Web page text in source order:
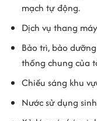
mạch tự động.
Dịch vụ thang
Bảo trì, bảo
thống chung của
Chiếu sáng khu
Nước sử dụng